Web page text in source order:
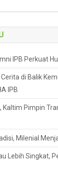
IPB Perkuat
di Balik
IPB
Kaltim Pimpin
Milenial
Lebih Singkat,